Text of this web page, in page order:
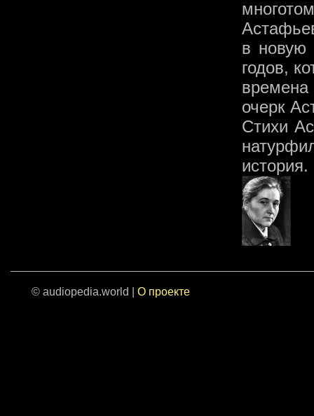
в новую
годов,
очерк
Стихи
история.
© audiopedia.world | О проекте